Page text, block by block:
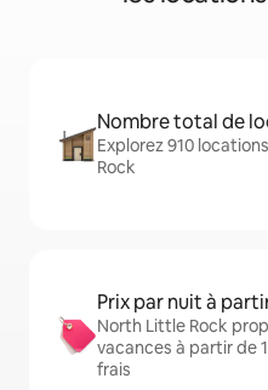
Nombre total de
Explorez 910
Rock
Prix par nuit à
North Little Rock
vacances à partir de
frais